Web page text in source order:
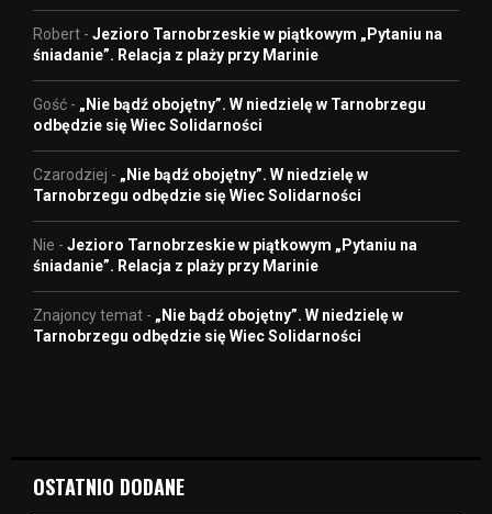
Robert - Jezioro Tarnobrzeskie w piątkowym „Pytaniu na
śniadanie”. Relacja z plaży przy Marinie
Gość - „Nie bądź obojętny”. W niedzielę w Tarnobrzegu
odbędzie się Wiec Solidarności
Czarodziej - „Nie bądź obojętny”. W niedzielę w
Tarnobrzegu odbędzie się Wiec Solidarności
Nie - Jezioro Tarnobrzeskie w piątkowym „Pytaniu na
śniadanie”. Relacja z plaży przy Marinie
Znajoncy temat - „Nie bądź obojętny”. W niedzielę w
Tarnobrzegu odbędzie się Wiec Solidarności
OSTATNIO DODANE